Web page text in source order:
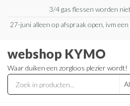
3/4 gas flessen worden
27-juni alleen op afspraak open, ivm
webshop KYMO
Waar duiken een zorgloos plezier wordt!